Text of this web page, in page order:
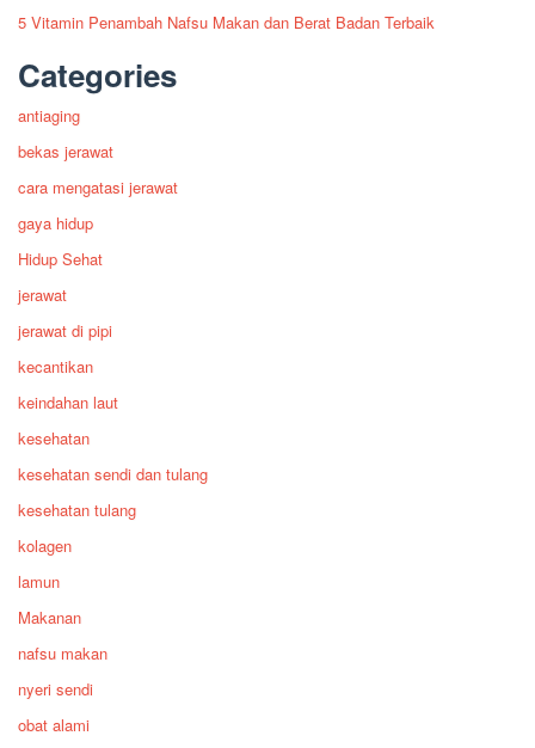
5 Vitamin Penambah Nafsu Makan dan Berat Badan Terbaik
Categories
antiaging
bekas jerawat
cara mengatasi jerawat
gaya hidup
Hidup Sehat
jerawat
jerawat di pipi
kecantikan
keindahan laut
kesehatan
kesehatan sendi dan tulang
kesehatan tulang
kolagen
lamun
Makanan
nafsu makan
nyeri sendi
obat alami